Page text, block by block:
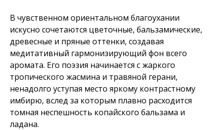
В чувственном ориентальном благоухании
искусно сочетаются цветочные, бальзамические,
древесные и пряные оттенки, создавая
медитативный гармонизирующий фон всего
аромата. Его поэзия начинается с жаркого
тропического жасмина и травяной герани,
ненадолго уступая место яркому контрастному
имбирю, вслед за которым плавно расходится
томная неспешность копайского бальзама и
ладана.